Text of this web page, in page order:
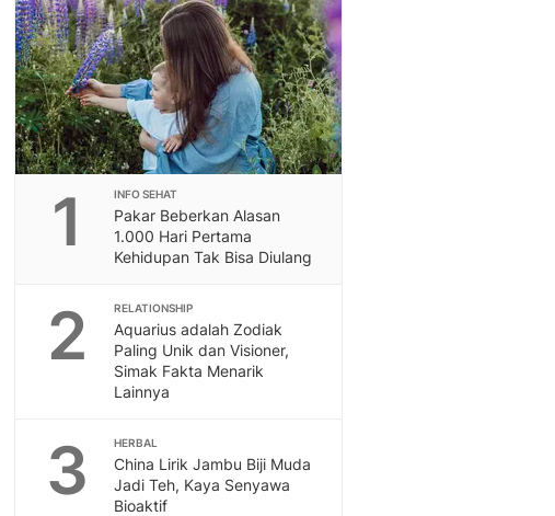
1 INFO SEHAT
Pakar Beberkan Alasan
1.000 Hari Pertama
Kehidupan Tak Bisa Diulang
2 RELATIONSHIP
Aquarius adalah Zodiak
Paling Unik dan Visioner,
Simak Fakta Menarik
Lainnya
3 HERBAL
China Lirik Jambu Biji Muda
Jadi Teh, Kaya Senyawa
Bioaktif